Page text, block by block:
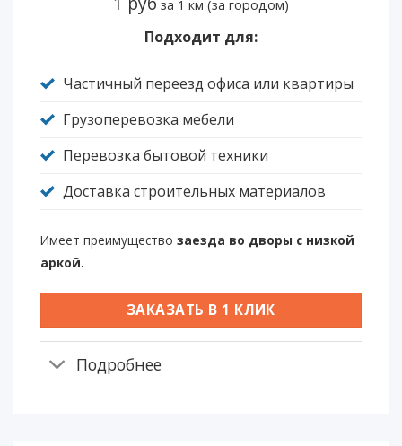
за 1 км (за городом)
Подходит для:
Частичный переезд офиса или квартиры
Грузоперевозка мебели
Перевозка бытовой техники
Доставка строительных материалов
Имеет преимущество заезда во дворы с низкой
аркой.
ЗАКАЗАТЬ В 1 КЛИК
Подробнее